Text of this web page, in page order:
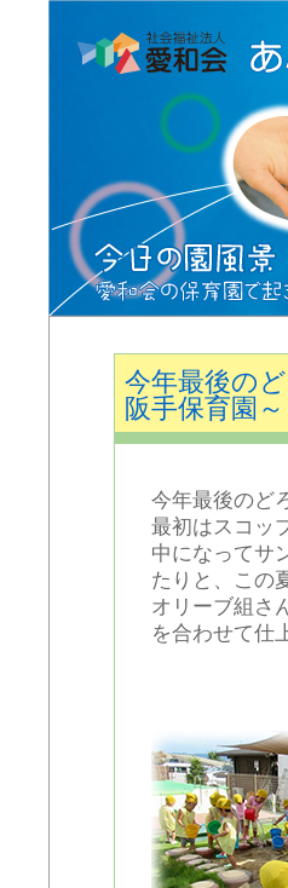
今年最後の
阪手保育園～
今年最後のど
最初はスコッ
中になってサ
たりと、この
オリーブ組さ
を合わせて仕